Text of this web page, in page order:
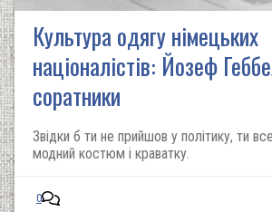
Культура одягу німецьких
націоналістів: Йозеф
соратники
Звідки б ти не прийшов у політику, ти
модний костюм і краватку.
0